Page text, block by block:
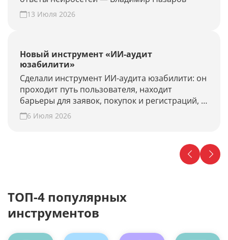
13 Июля 2026
Новый инструмент «ИИ-аудит
юзабилити»
Сделали инструмент ИИ-аудита юзабилити: он
проходит путь пользователя, находит
барьеры для заявок, покупок и регистраций, и
предлагает гипотезы для роста конверсии.
Проверьте свой сайт прямо сейчас!
6 Июля 2026
ТОП-4 популярных
инструментов